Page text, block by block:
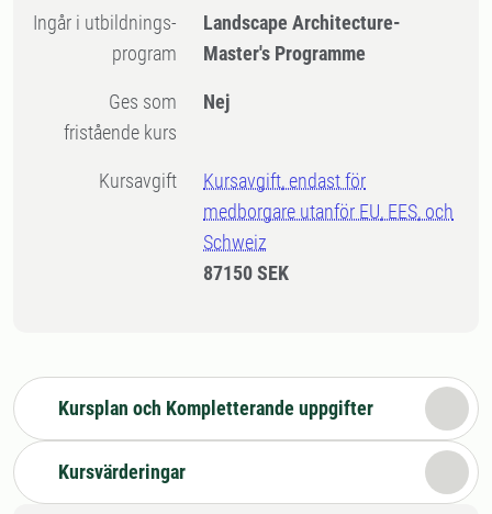
Ingår i utbildnings-
program
Landscape Architecture-
Master's Programme
Ges som
fristående kurs
Nej
Kursavgift
Kursavgift, endast för
medborgare utanför EU, EES, och
Schweiz
87150 SEK
Kursplan och Kompletterande uppgifter
Kursvärderingar